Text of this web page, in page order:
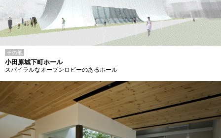
その他
小田原城下町ホール
スパイラルなオープンロビーのあるホール